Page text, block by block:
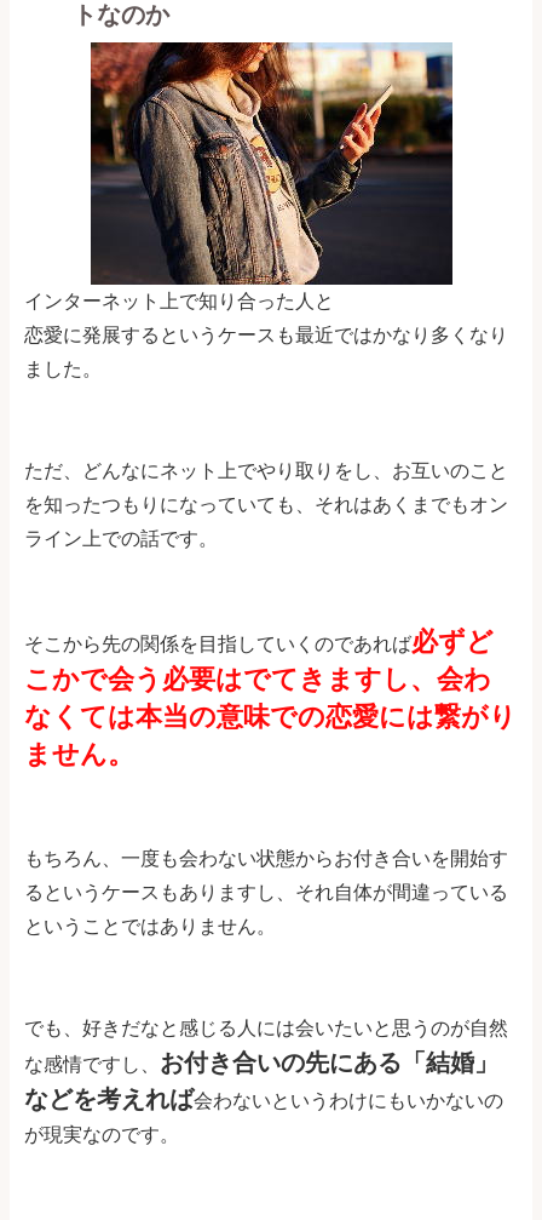
トなのか
インターネット上で知り合った人と
恋愛に発展するというケースも最近ではかなり多くなり
ました。
ただ、どんなにネット上でやり取りをし、お互いのこと
を知ったつもりになっていても、それはあくまでもオン
ライン上での話です。
そこから先の関係を目指していくのであれば必ずど
こかで会う必要はでてきますし、会わ
なくては本当の意味での恋愛には繋がり
ません。
もちろん、一度も会わない状態からお付き合いを開始す
るというケースもありますし、それ自体が間違っている
ということではありません。
でも、好きだなと感じる人には会いたいと思うのが自然
な感情ですし、 お付き合いの先にある「結婚」
などを考えれば会わないというわけにもいかないの
が現実なのです。